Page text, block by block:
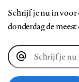
Schrijf je nu in voor
donderdag de
E-
mailadres